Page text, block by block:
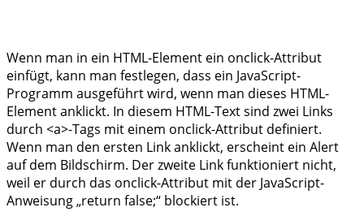
Wenn man in ein HTML-Element ein onclick-Attribut
einfügt, kann man festlegen, dass ein JavaScript-
Programm ausgeführt wird, wenn man dieses HTML-
Element anklickt. In diesem HTML-Text sind zwei Links
durch <a>-Tags mit einem onclick-Attribut definiert.
Wenn man den ersten Link anklickt, erscheint ein Alert
auf dem Bildschirm. Der zweite Link funktioniert nicht,
weil er durch das onclick-Attribut mit der JavaScript-
Anweisung „return false;“ blockiert ist.